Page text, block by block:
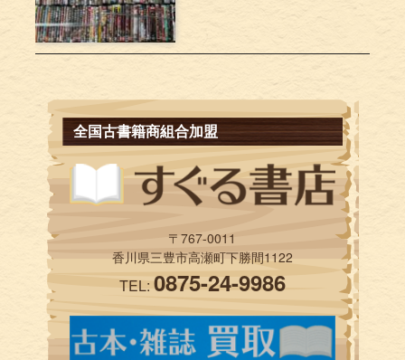
全国古書籍商組合加盟
〒767-0011
香川県三豊市高瀬町下勝間1122
TEL:0875-24-9986